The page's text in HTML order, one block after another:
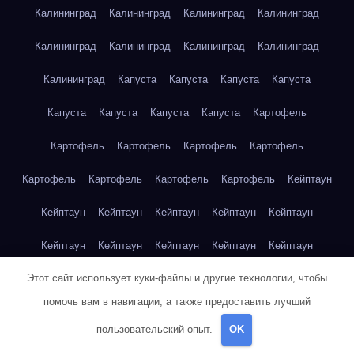
Калининград Калининград Калининград Калининград
Калининград Калининград Калининград Калининград
Калининград Капуста Капуста Капуста Капуста
Капуста Капуста Капуста Капуста Картофель
Картофель Картофель Картофель Картофель
Картофель Картофель Картофель Картофель Кейптаун
Кейптаун Кейптаун Кейптаун Кейптаун Кейптаун
Кейптаун Кейптаун Кейптаун Кейптаун Кейптаун
Кейптаун Кейптаун Кейптаун Кейптаун Кейптаун
Кейптаун
Клубника
Этот сайт использует куки-файлы и другие технологии, чтобы
помочь вам в навигации, а также предоставить лучший
пользовательский опыт. OK